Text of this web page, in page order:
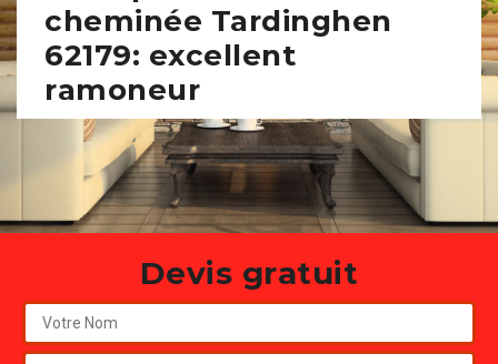
cheminée Tardinghen
62179: excellent
ramoneur
Devis gratuit